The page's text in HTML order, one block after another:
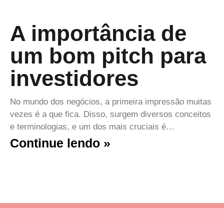
A importância de
um bom pitch para
investidores
No mundo dos negócios, a primeira impressão muitas
vezes é a que fica. Disso, surgem diversos conceitos
e terminologias, e um dos mais cruciais é…
Continue lendo »